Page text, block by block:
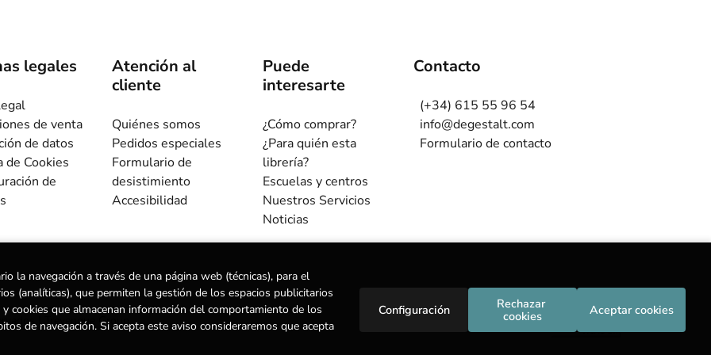
legales
de venta
de datos
de Cookies
de
Atención al
cliente
Quiénes somos
Pedidos especiales
Formulario de
desistimiento
Accesibilidad
Puede
interesarte
¿Cómo comprar?
¿Para quién esta
librería?
Escuelas y centros
Nuestros Servicios
Noticias
Contacto
(+34) 615 55 96 54
info@degestalt.com
Formulario de contacto
| Trevenque Group
la navegación a través de una página web (técnicas), para el
(analíticas), que permiten la gestión de los espacios publicitarios
cookies que almacenan información del comportamiento de los
de navegación. Si acepta este aviso consideraremos que acepta
Configuración
Rechazar
cookies
Aceptar cookies